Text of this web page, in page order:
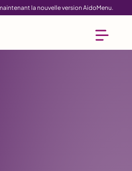
la nouvelle version AidoMenu.